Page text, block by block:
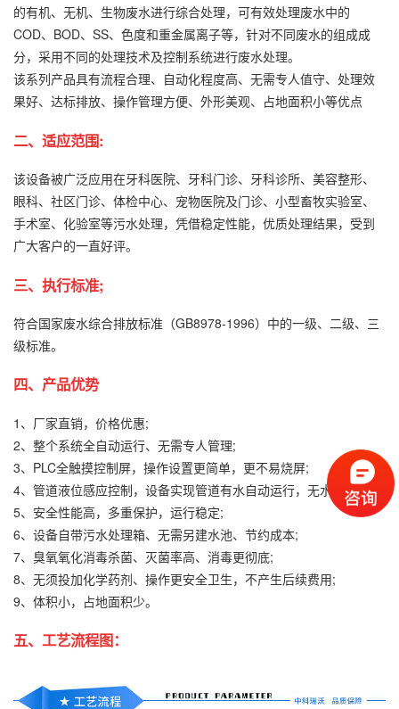
的有机、无机、生物废水进行综合处理，可有效处理废水中的
COD、BOD、SS、色度和重金属离子等，针对不同废水的组成成
分，采用不同的处理技术及控制系统进行废水处理。
该系列产品具有流程合理、自动化程度高、无需专人值守、处理效
果好、达标排放、操作管理方便、外形美观、占地面积小等优点
二、适应范围:
该设备被广泛应用在牙科医院、牙科门诊、牙科诊所、美容整形、
眼科、社区门诊、体检中心、宠物医院及门诊、小型畜牧实验室、
手术室、化验室等污水处理，凭借稳定性能，优质处理结果，受到
广大客户的一直好评。
三、执行标准;
符合国家废水综合排放标准（GB8978-1996）中的一级、二级、三
级标准。
四、产品优势
1、厂家直销，价格优惠;
2、整个系统全自动运行、无需专人管理;
3、PLC全触摸控制屏，操作设置更简单，更不易烧屏;
4、管道液位感应控制，设备实现管道有水自动运行，无水自动待机;
5、安全性能高，多重保护，运行稳定;
6、设备自带污水处理箱、无需另建水池、节约成本;
7、臭氧氧化消毒杀菌、灭菌率高、消毒更彻底;
8、无须投加化学药剂、操作更安全卫生，不产生后续费用;
9、体积小，占地面积少。
五、工艺流程图：